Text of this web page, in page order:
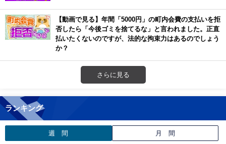
【動画で見る】年間「5000円」の町内会費の支払いを拒
否したら「今後ゴミを捨てるな」と言われました。正直
払いたくないのですが、法的な拘束力はあるのでしょう
か？
さらに見る
ランキング
週 間 月 間